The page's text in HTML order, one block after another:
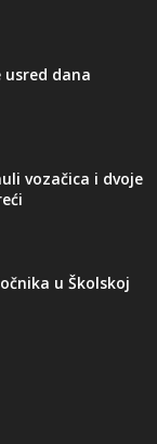
dana
vozačica i dvoje
u Školskoj